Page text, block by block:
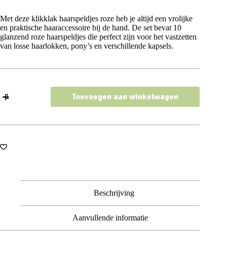
Met deze klikklak haarspeldjes roze heb je altijd een vrolijke
en praktische haaraccessoire bij de hand. De set bevat 10
glanzend roze haarspeldjes die perfect zijn voor het vastzetten
van losse haarlokken, pony’s en verschillende kapsels.
Klikklak
Basic
-
Toevoegen aan winkelwagen
Beschrijving
Aanvullende informatie